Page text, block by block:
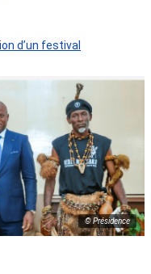
d’un festival
© Présidence